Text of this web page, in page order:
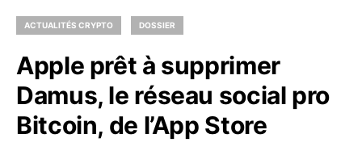
ACTUALITÉS CRYPTO DOSSIER
Apple prêt à supprimer
Damus, le réseau social pro
Bitcoin, de l’App Store